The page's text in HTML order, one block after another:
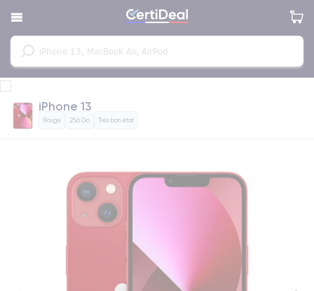
iPhone 13
Rouge 256 Go Très bon état